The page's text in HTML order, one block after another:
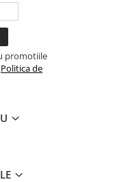
promotiile
Politica de